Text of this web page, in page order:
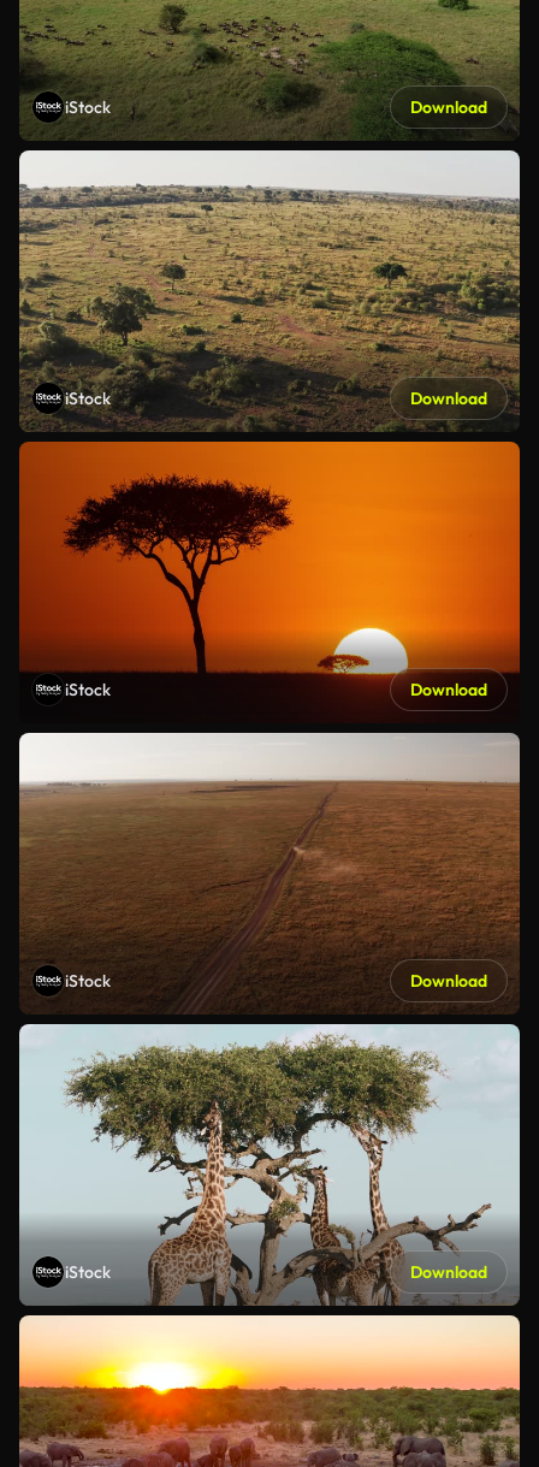
iStock Download
iStock Download
iStock Download
iStock Download
iStock Download